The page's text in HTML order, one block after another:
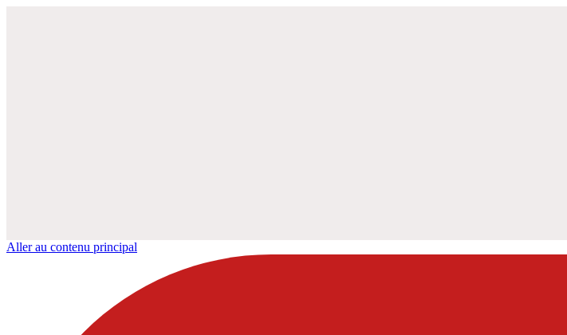
Aller au contenu principal